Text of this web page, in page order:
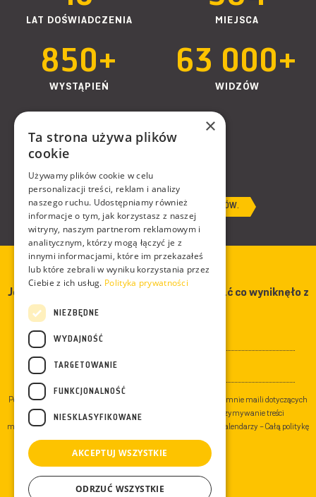
LAT DOŚWIADCZENIA MIEJSCA
850+
WYSTĄPIEŃ
63 000+
WIDZÓW
3-96
WIEK SŁUCHACZY
WYŚLIJ ZAPYTANIE DOT. WYCENY POKAZÓW.
Jeżeli chcesz czasem zobaczyć/przeczytać co wyniknęło z
mych spotkań z mediami?
Podając swój adres e-mail wyrażasz zgodę na otrzymywanie ode mnie maili dotyczących
przyrody i moich działań, a dodatkowo zgadzasz się na otrzymywanie treści
marketingowych dotyczących sprzedaży moich produktów np. kalendarzy - Całą politykę
prywatności znajdziesztutaj.
×
Ta strona używa plików
cookie
Używamy plików cookie w celu
personalizacji treści, reklam i analizy
naszego ruchu. Udostępniamy również
informacje o tym, jak korzystasz z naszej
witryny, naszym partnerom reklamowym i
analitycznym, którzy mogą łączyć je z
innymi informacjami, które im przekazałeś
lub które zebrali w wyniku korzystania przez
Ciebie z ich usług. Polityka prywatności
NIEZBĘDNE
WYDAJNOŚĆ
TARGETOWANIE
FUNKCJONALNOŚĆ
NIESKLASYFIKOWANE
AKCEPTUJ WSZYSTKIE
ODRZUĆ WSZYSTKIE